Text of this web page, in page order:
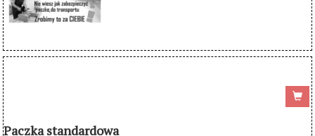
Paczka standardowa